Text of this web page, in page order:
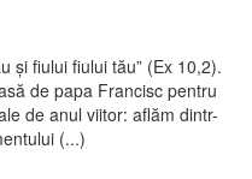
și fiului fiului tău” (Ex 10,2).
de papa Francisc pentru
de anul viitor: aflăm dintr-
(...)